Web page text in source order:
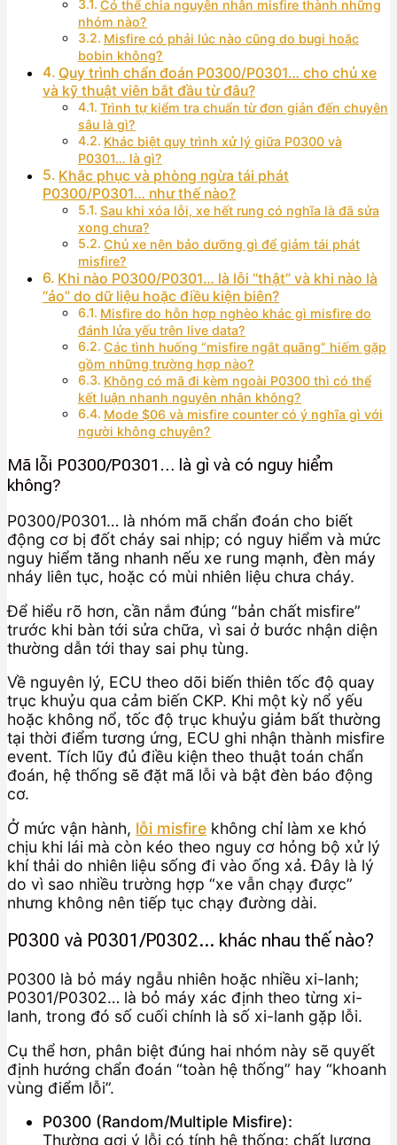
Có thể chia nguyên nhân misfire thành những
nhóm nào?
Misfire có phải lúc nào cũng do bugi hoặc
bobin không?
Quy trình chẩn đoán P0300/P0301… cho chủ xe
và kỹ thuật viên bắt đầu từ đâu?
Trình tự kiểm tra chuẩn từ đơn giản đến chuyên
sâu là gì?
Khác biệt quy trình xử lý giữa P0300 và
P0301… là gì?
Khắc phục và phòng ngừa tái phát
P0300/P0301… như thế nào?
Sau khi xóa lỗi, xe hết rung có nghĩa là đã sửa
xong chưa?
Chủ xe nên bảo dưỡng gì để giảm tái phát
misfire?
Khi nào P0300/P0301… là lỗi “thật” và khi nào là
“ảo” do dữ liệu hoặc điều kiện biên?
Misfire do hỗn hợp nghèo khác gì misfire do
đánh lửa yếu trên live data?
Các tình huống “misfire ngắt quãng” hiếm gặp
gồm những trường hợp nào?
Không có mã đi kèm ngoài P0300 thì có thể
kết luận nhanh nguyên nhân không?
Mode $06 và misfire counter có ý nghĩa gì với
người không chuyên?
Mã lỗi P0300/P0301… là gì và có nguy hiểm
không?
P0300/P0301… là nhóm mã chẩn đoán cho biết
động cơ bị đốt cháy sai nhịp; có nguy hiểm và mức
nguy hiểm tăng nhanh nếu xe rung mạnh, đèn máy
nháy liên tục, hoặc có mùi nhiên liệu chưa cháy.
Để hiểu rõ hơn, cần nắm đúng “bản chất misfire”
trước khi bàn tới sửa chữa, vì sai ở bước nhận diện
thường dẫn tới thay sai phụ tùng.
Về nguyên lý, ECU theo dõi biến thiên tốc độ quay
trục khuỷu qua cảm biến CKP. Khi một kỳ nổ yếu
hoặc không nổ, tốc độ trục khuỷu giảm bất thường
tại thời điểm tương ứng, ECU ghi nhận thành misfire
event. Tích lũy đủ điều kiện theo thuật toán chẩn
đoán, hệ thống sẽ đặt mã lỗi và bật đèn báo động
cơ.
Ở mức vận hành, lỗi misfire không chỉ làm xe khó
chịu khi lái mà còn kéo theo nguy cơ hỏng bộ xử lý
khí thải do nhiên liệu sống đi vào ống xả. Đây là lý
do vì sao nhiều trường hợp “xe vẫn chạy được”
nhưng không nên tiếp tục chạy đường dài.
P0300 và P0301/P0302… khác nhau thế nào?
P0300 là bỏ máy ngẫu nhiên hoặc nhiều xi-lanh;
P0301/P0302… là bỏ máy xác định theo từng xi-
lanh, trong đó số cuối chính là số xi-lanh gặp lỗi.
Cụ thể hơn, phân biệt đúng hai nhóm này sẽ quyết
định hướng chẩn đoán “toàn hệ thống” hay “khoanh
vùng điểm lỗi”.
P0300 (Random/Multiple Misfire):
Thường gợi ý lỗi có tính hệ thống: chất lượng